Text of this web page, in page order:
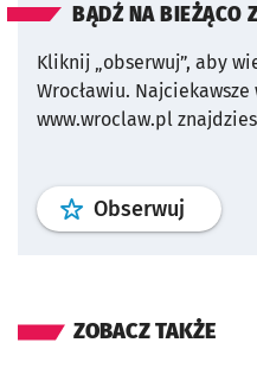
BĄDŹ NA BIEŻĄCO
Kliknij „obserwuj”, aby
Wrocławiu.
www.wroclaw.pl
Obserwuj profil
ZOBACZ TAKŻE